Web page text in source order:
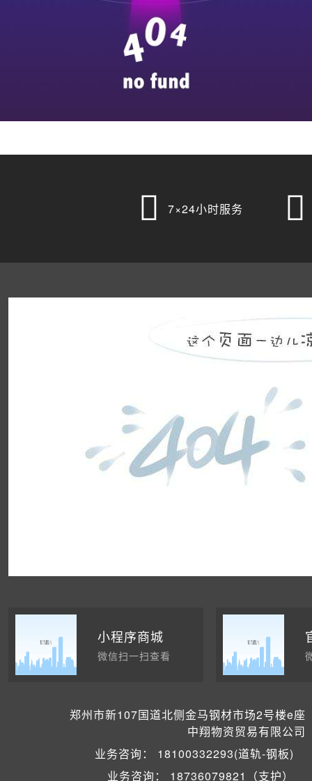
 7×24小时服务 
小程序商城
微信扫一扫查看
郑州市新107国道北侧金马钢材市场2号楼e座
中翔物资贸易有限公司
业务咨询：
18100332293(道轨-钢板)
业务咨询：
18736079821（支护）